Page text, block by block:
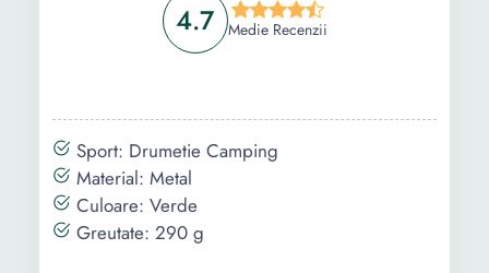
4.7 Medie Recenzii
Sport: Drumetie Camping
Material: Metal
Culoare: Verde
Greutate: 290 g